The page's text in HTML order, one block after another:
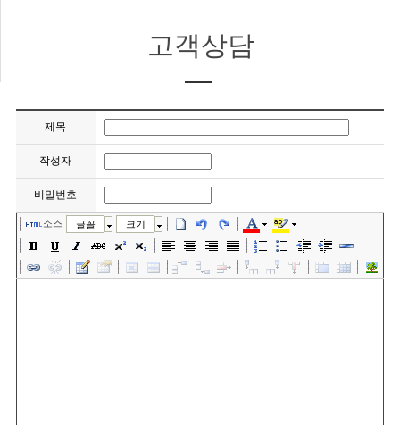
고객상담
제목
작성자
비밀번호
소스 글꼴 크기